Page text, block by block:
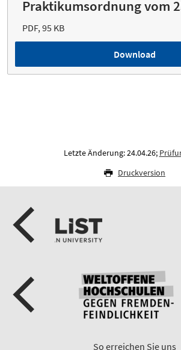
Praktikumsordnung vom
PDF, 95 KB
Download
Letzte Änderung: 24.04.26;
Druckversion
So erreichen Sie uns